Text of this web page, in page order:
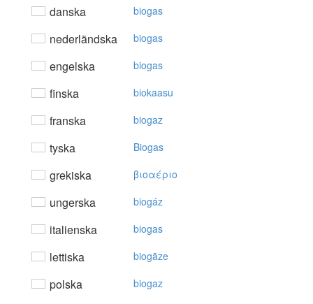
danska biogas
nederländska biogas
engelska biogas
finska biokaasu
franska biogaz
tyska Biogas
grekiska βιoαέριo
ungerska biogáz
italienska biogas
lettiska biogāze
polska biogaz